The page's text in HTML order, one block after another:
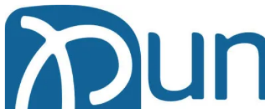
Siirry
navigointiin
Siirry
sisältöön